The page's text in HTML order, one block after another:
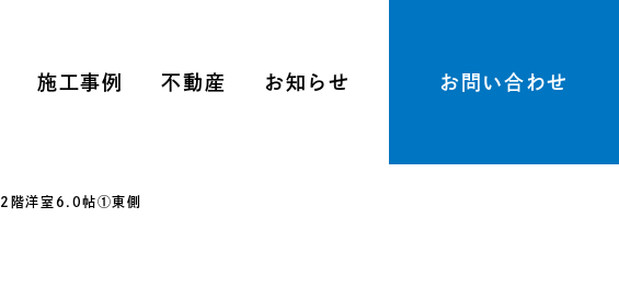
施工事例 不動産 お知らせ お問い合わせ
2階洋室6.0帖①東側